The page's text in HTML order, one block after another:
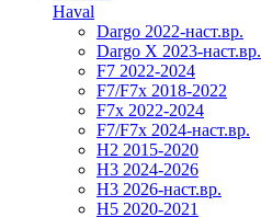
Haval
Dargo 2022-наст.вр.
Dargo X 2023-наст.вр.
F7 2022-2024
F7/F7x 2018-2022
F7x 2022-2024
F7/F7x 2024-наст.вр.
H2 2015-2020
H3 2024-2026
H3 2026-наст.вр.
H5 2020-2021